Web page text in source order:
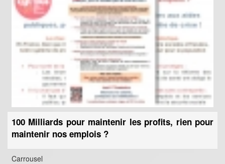
100 Milliards pour maintenir les profits, rien pour
maintenir nos emplois ?
Carrousel